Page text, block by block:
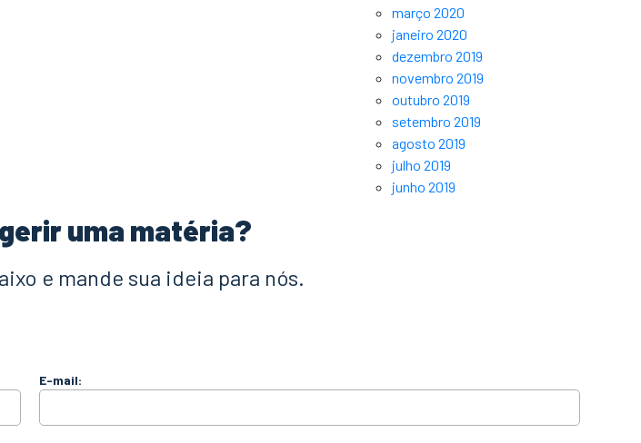
março 2020
janeiro 2020
dezembro 2019
novembro 2019
outubro 2019
setembro 2019
agosto 2019
julho 2019
junho 2019
uma matéria?
e mande sua ideia para nós.
E-mail: